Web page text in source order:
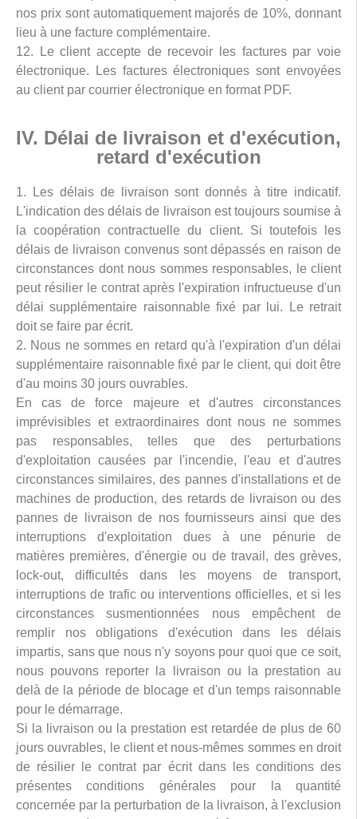
nos prix sont automatiquement majorés de 10%, donnant
lieu à une facture complémentaire.
12. Le client accepte de recevoir les factures par voie
électronique. Les factures électroniques sont envoyées
au client par courrier électronique en format PDF.
IV. Délai de livraison et d'exécution,
retard d'exécution
1. Les délais de livraison sont donnés à titre indicatif.
L'indication des délais de livraison est toujours soumise à
la coopération contractuelle du client. Si toutefois les
délais de livraison convenus sont dépassés en raison de
circonstances dont nous sommes responsables, le client
peut résilier le contrat après l'expiration infructueuse d'un
délai supplémentaire raisonnable fixé par lui. Le retrait
doit se faire par écrit.
2. Nous ne sommes en retard qu'à l'expiration d'un délai
supplémentaire raisonnable fixé par le client, qui doit être
d'au moins 30 jours ouvrables.
En cas de force majeure et d'autres circonstances
imprévisibles et extraordinaires dont nous ne sommes
pas responsables, telles que des perturbations
d'exploitation causées par l'incendie, l'eau et d'autres
circonstances similaires, des pannes d'installations et de
machines de production, des retards de livraison ou des
pannes de livraison de nos fournisseurs ainsi que des
interruptions d'exploitation dues à une pénurie de
matières premières, d'énergie ou de travail, des grèves,
lock-out, difficultés dans les moyens de transport,
interruptions de trafic ou interventions officielles, et si les
circonstances susmentionnées nous empêchent de
remplir nos obligations d'exécution dans les délais
impartis, sans que nous n'y soyons pour quoi que ce soit,
nous pouvons reporter la livraison ou la prestation au
delà de la période de blocage et d'un temps raisonnable
pour le démarrage.
Si la livraison ou la prestation est retardée de plus de 60
jours ouvrables, le client et nous-mêmes sommes en droit
de résilier le contrat par écrit dans les conditions des
présentes conditions générales pour la quantité
concernée par la perturbation de la livraison, à l'exclusion